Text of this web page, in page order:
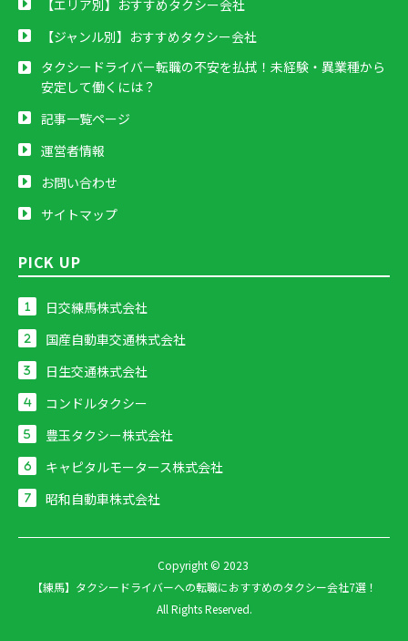
【エリア別】おすすめタクシー会社
【ジャンル別】おすすめタクシー会社
タクシードライバー転職の不安を払拭！未経験・異業種から
安定して働くには？
記事一覧ページ
運営者情報
お問い合わせ
サイトマップ
PICK UP
日交練馬株式会社
国産自動車交通株式会社
日生交通株式会社
コンドルタクシー
豊玉タクシー株式会社
キャピタルモータース株式会社
昭和自動車株式会社
Copyright © 2023
【練馬】タクシードライバーへの転職におすすめのタクシー会社7選！
All Rights Reserved.